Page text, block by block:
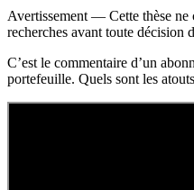
Avertissement — Cette thèse ne
recherches avant toute décision
C’est le commentaire d’un
portefeuille. Quels sont les